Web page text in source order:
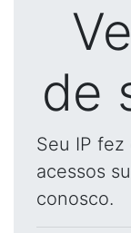
de
Seu IP
acessos
conosco.